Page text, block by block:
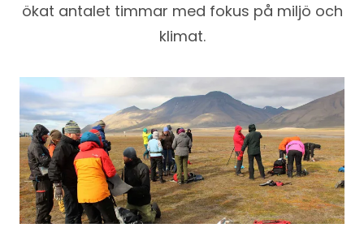
ökat antalet timmar med fokus på miljö och
klimat.